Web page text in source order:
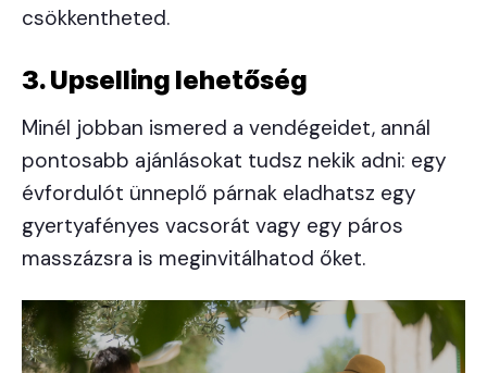
csökkentheted.
3. Upselling lehetőség
Minél jobban ismered a vendégeidet, annál
pontosabb ajánlásokat tudsz nekik adni: egy
évfordulót ünneplő párnak eladhatsz egy
gyertyafényes vacsorát vagy egy páros
masszázsra is meginvitálhatod őket.